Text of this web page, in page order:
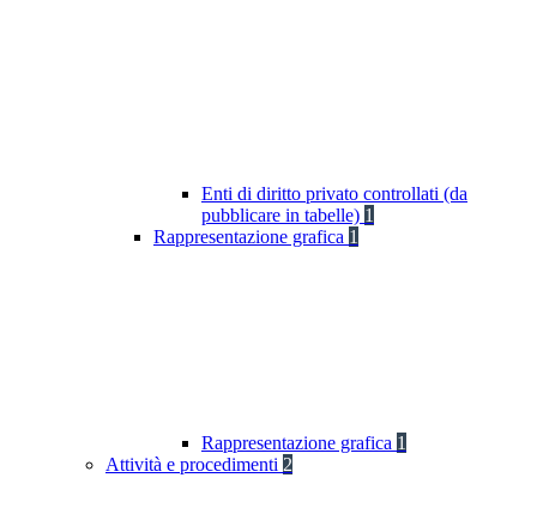
Enti di diritto privato controllati (da
pubblicare in tabelle) 1
Rappresentazione grafica 1
Rappresentazione grafica 1
Attività e procedimenti 2